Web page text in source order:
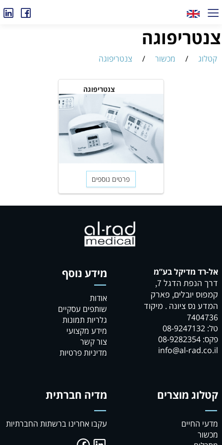
צנטריפוגה
קטלוג / מכשור / צנטריפוגה
צנטריפוגה
פרטים נוספים
אל-רד מדיקל בע”מ
דרך הנפת הדגל 7,
קמפוס יובלים, פארק
המדע נס ציונה . מיקוד
7404736
טל: 08-9247132
פקס: 08-9282354
info@al-rad.co.il
מידע נוסף
אודות
שותפים עסקיים
גלריות תמונות
מידע מקצועי
צור קשר
מדיניות פרטיות
קטלוג מוצרים
מדעי החיים
מכשור
מדיה חברתית
עקבו אחרינו ברשתות החברתיות